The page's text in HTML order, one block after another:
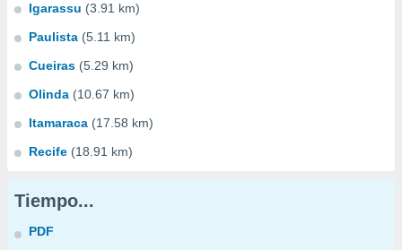
Igarassu (3.91 km)
Paulista (5.11 km)
Cueiras (5.29 km)
Olinda (10.67 km)
Itamaraca (17.58 km)
Recife (18.91 km)
Tiempo...
PDF